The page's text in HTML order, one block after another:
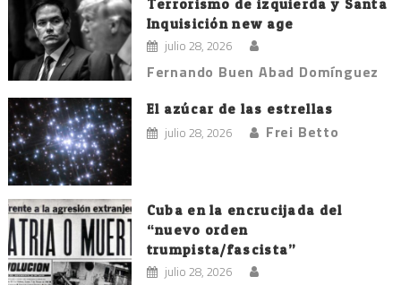
Terrorismo de izquierda y Santa
Inquisición new age
julio 28, 2026
Fernando Buen Abad Domínguez
El azúcar de las estrellas
julio 28, 2026 Frei Betto
Cuba en la encrucijada del
“nuevo orden
trumpista/fascista”
julio 28, 2026